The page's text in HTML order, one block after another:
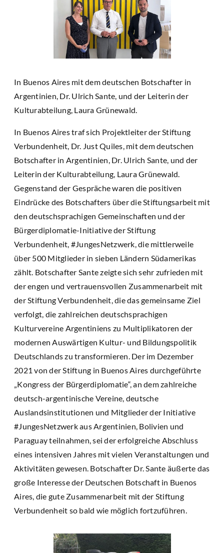
In Buenos Aires mit dem deutschen Botschafter in
Argentinien, Dr. Ulrich Sante, und der Leiterin der
Kulturabteilung, Laura Grünewald.
In Buenos Aires traf sich Projektleiter der Stiftung
Verbundenheit, Dr. Just Quiles, mit dem deutschen
Botschafter in Argentinien, Dr. Ulrich Sante, und der
Leiterin der Kulturabteilung, Laura Grünewald.
Gegenstand der Gespräche waren die positiven
Eindrücke des Botschafters über die Stiftungsarbeit mit
den deutschsprachigen Gemeinschaften und der
Bürgerdiplomatie-Initiative der Stiftung
Verbundenheit, #JungesNetzwerk, die mittlerweile
über 500 Mitglieder in sieben Ländern Südamerikas
zählt. Botschafter Sante zeigte sich sehr zufrieden mit
der engen und vertrauensvollen Zusammenarbeit mit
der Stiftung Verbundenheit, die das gemeinsame Ziel
verfolgt, die zahlreichen deutschsprachigen
Kulturvereine Argentiniens zu Multiplikatoren der
modernen Auswärtigen Kultur- und Bildungspolitik
Deutschlands zu transformieren. Der im Dezember
2021 von der Stiftung in Buenos Aires durchgeführte
„Kongress der Bürgerdiplomatie“, an dem zahlreiche
deutsch-argentinische Vereine, deutsche
Auslandsinstitutionen und Mitglieder der Initiative
#JungesNetzwerk aus Argentinien, Bolivien und
Paraguay teilnahmen, sei der erfolgreiche Abschluss
eines intensiven Jahres mit vielen Veranstaltungen und
Aktivitäten gewesen. Botschafter Dr. Sante äußerte das
große Interesse der Deutschen Botschaft in Buenos
Aires, die gute Zusammenarbeit mit der Stiftung
Verbundenheit so bald wie möglich fortzuführen.